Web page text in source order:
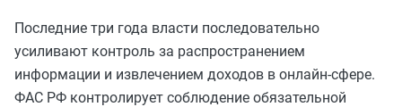
Последние три года власти последовательно
усиливают контроль за распространением
информации и извлечением доходов в онлайн-сфере.
ФАС РФ контролирует соблюдение обязательной